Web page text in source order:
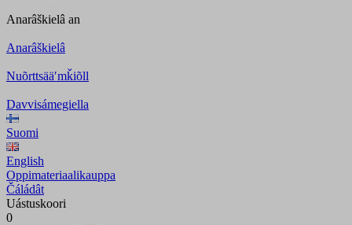
Anarâškielâ an
Anarâškielâ
Nuõrttsääʹmǩiõll
Davvisámegiella
Suomi
English
Oppimateriaalikauppa
Čáládât
Uástuskoori
0